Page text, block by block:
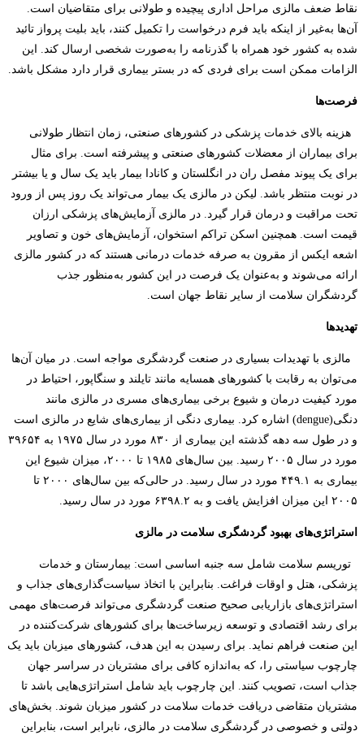
نقاط ضعف مالزی مراحل اداری پیچیده و طولانی برای متقاضیان است.
آن‌ها به‌غیر از اینکه باید فرم درخواست را تکمیل کنند، باید بلیت پرواز تائید
شده به کشور خود همراه با گذرنامه را به‌صورت شخصی ارسال کند. این
الزامات ممکن است برای فردی که در بستر بیماری قرار دارد مشکل باشد.
فرصت‌ها
هزینه بالای خدمات پزشکی در کشورهای صنعتی، زمان انتظار طولانی
برای بیماران از معضلات کشورهای صنعتی و پیشرفته است. برای مثال
برای یک پیوند مفصل ران در انگلستان و کانادا بیمار باید یک سال و یا بیشتر
در نوبت منتظر باشد. لیکن در مالزی یک بیمار می‌تواند یک روز پس از ورود
تحت مراقبت و درمان قرار گیرد. در مالزی آزمایش‌های پزشکی ارزان‌
قیمت است. همچنین اسکن تراکم استخوان، آزمایش‌های خون و تصاویر
اشعه ایکس از مقرون‌ به‌ صرفه خدمات درمانی هستند که در کشور مالزی
ارائه می‌شوند و به‌عنوان یک فرصت در این کشور به‌منظور جذب
گردشگران سلامت از سایر نقاط جهان است.
تهدیدها
مالزی با تهدیدات بسیاری در صنعت گردشگری مواجه است. در میان آن‌ها
می‌توان به رقابت با کشورهای همسایه مانند تایلند و سنگاپور، احتیاط در
مورد کیفیت درمان و شیوع برخی بیماری‌های مسری در مالزی مانند
دنگی(dengue) اشاره کرد. بیماری دنگی از بیماری‌های شایع در مالزی است
و در طول سه دهه گذشته این بیماری از ۸۳۰ مورد در سال ۱۹۷۵ به ۳۹۶۵۴
مورد در سال ۲۰۰۵ رسید. بین سال‌های ۱۹۸۵ تا ۲۰۰۰، میزان شیوع این
بیماری به ۴۴۹.۱ مورد در سال رسید. در حالی‌که بین سال‌های ۲۰۰۰ تا
۲۰۰۵ این میزان افزایش یافت و به ۶۳۹۸.۲ مورد در سال رسید.
استراتژی‌های بهبود گردشگری سلامت در مالزی
توریسم سلامت شامل سه جنبه اساسی است: بیمارستان و خدمات
پزشکی، هتل و اوقات فراغت. بنابراین با اتخاذ سیاست‌گذاری‌های جذاب و
استراتژی‌های بازاریابی صحیح صنعت گردشگری می‌تواند فرصت‌های مهمی
برای رشد اقتصادی و توسعه زیرساخت‌ها برای کشورهای شرکت‌کننده در
این صنعت فراهم نماید. برای رسیدن به این هدف، کشورهای میزبان باید یک
چارچوب سیاستی را، که به‌اندازه کافی برای مشتریان در سراسر جهان
جذاب است، تصویب کنند. این چارچوب باید شامل استراتژی‌هایی باشد تا
مشتریان متقاضی دریافت خدمات سلامت در کشور میزبان شوند. بخش‌های
دولتی و خصوصی در گردشگری سلامت در مالزی، نابرابر است، بنابراین